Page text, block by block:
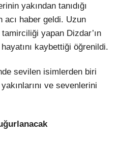
Facebook
Instagram
yakından tanıdığı
acı haber geldi. Uzun
yapan Dizdar’ın
kaybettiği öğrenildi.
sevilen isimlerden biri
ve sevenlerini